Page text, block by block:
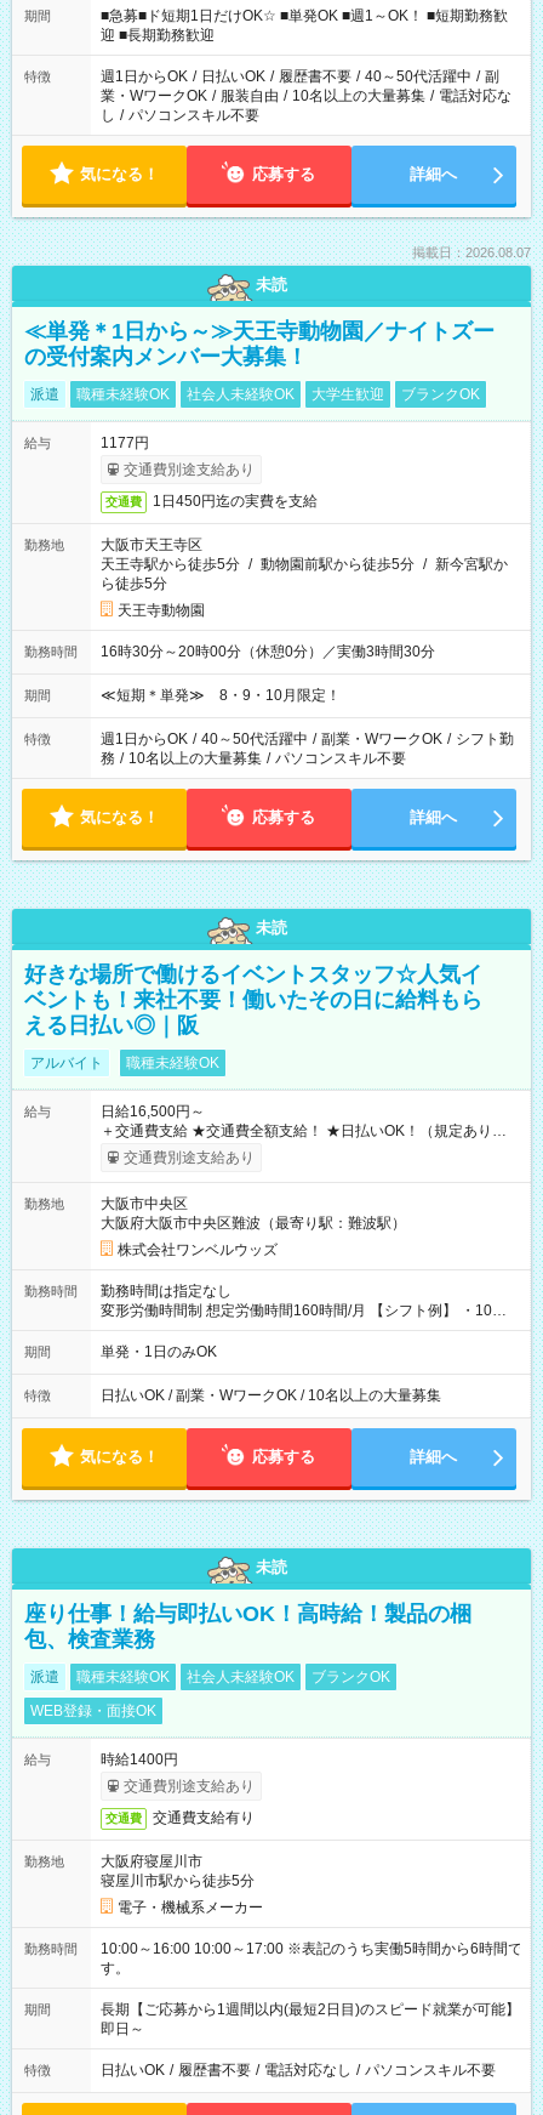
時/9-17時/9-18時/10-18時/11-21時/18-22時/20-翌4時/21-翌5
時/22-翌6時/0-翌8時 ご自身のご都合で選んで頂ける完全自由シ
フト！
期間
■急募■ド短期1日だけOK☆ ■単発OK ■週1～OK！ ■短期勤務歓
迎 ■長期勤務歓迎
特徴 週1日からOK / 日払いOK / 履歴書不要 / 40～50代活躍中 / 副
業・WワークOK / 服装自由 / 10名以上の大量募集 / 電話対応な
し / パソコンスキル不要
気になる！ 応募する 詳細へ
掲載日：2026.08.07
未読
≪単発＊1日から～≫天王寺動物園／ナイトズー
の受付案内メンバー大募集！
派遣 職種未経験OK 社会人未経験OK 大学生歓迎 ブランクOK
給与
1177円
交通費別途支給あり
交通費 1日450円迄の実費を支給
勤務地
大阪市天王寺区
天王寺駅から徒歩5分 / 動物園前駅から徒歩5分 / 新今宮駅か
ら徒歩5分
天王寺動物園
勤務時間 16時30分～20時00分（休憩0分）／実働3時間30分
期間 ≪短期＊単発≫ 8・9・10月限定！
特徴 週1日からOK / 40～50代活躍中 / 副業・WワークOK / シフト勤
務 / 10名以上の大量募集 / パソコンスキル不要
気になる！ 応募する 詳細へ
未読
好きな場所で働けるイベントスタッフ☆人気イ
ベントも！来社不要！働いたその日に給料もら
える日払い◎｜阪
アルバイト 職種未経験OK
給与
日給16,500円～
＋交通費支給 ★交通費全額支給！ ★日払いOK！（規定あり） ┗
働いたその日に現金GET♪ お仕事後はコンビニATMから 日払
交通費別途支給あり
勤務地
大阪市中央区
大阪府大阪市中央区難波（最寄り駅：難波駅）
株式会社ワンベルウッズ
勤務時間
勤務時間は指定なし
変形労働時間制 想定労働時間160時間/月 【シフト例】 ・10：
00～20：00
期間 単発・1日のみOK
特徴 日払いOK / 副業・WワークOK / 10名以上の大量募集
気になる！ 応募する 詳細へ
未読
座り仕事！給与即払いOK！高時給！製品の梱
包、検査業務
派遣 職種未経験OK 社会人未経験OK
ブランクOK
WEB登録・面接OK
給与
時給1400円
交通費別途支給あり
交通費 交通費支給有り
勤務地
大阪府寝屋川市
寝屋川市駅から徒歩5分
電子・機械系メーカー
勤務時間
10:00～16:00 10:00～17:00 ※表記のうち実働5時間から6時間で
す。
期間
長期【ご応募から1週間以内(最短2日目)のスピード就業が可能】
即日～
特徴 日払いOK / 履歴書不要 / 電話対応なし / パソコンスキル不要